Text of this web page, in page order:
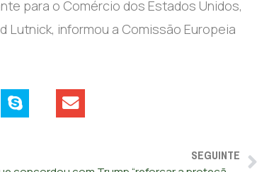
para o Comércio dos Estados Unidos,
informou a Comissão Europeia
SEGUINTE